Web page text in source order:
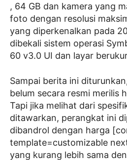
, 64 GB dan kamera yang
foto dengan resolusi
yang diperkenalkan pada
dibekali sistem operasi
60 v3.0 UI dan layar
Sampai berita ini
belum secara resmi merilis
Tapi jika melihat dari
ditawarkan, perangkat ini
dibandrol dengan harga
template=customizable
yang kurang lebih sama